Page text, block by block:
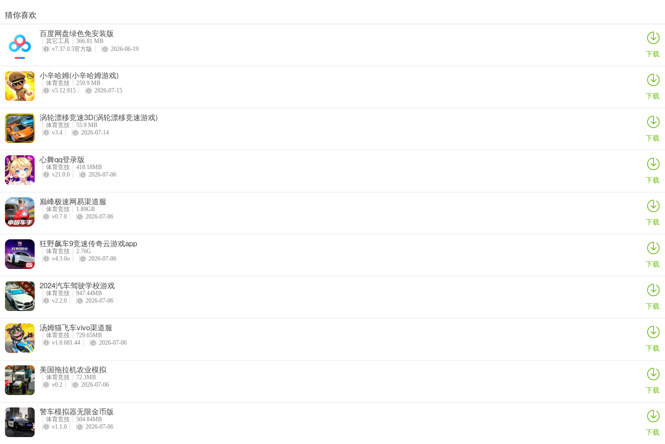
这个游戏是谷歌上面的游戏；
目前需要下载谷歌三件套才可以进行游玩和体验。
1、在游戏主页，可以选择给车辆改装，换色，购买新车等等，点击race即可开始赛车
2、选择游戏关卡
3、确认关卡，再次点击race
猜你喜欢
百度网盘绿色免安装版
其它工具
366.81 MB
v7.37.0.5官方版
2026-06-19 下载
小辛哈姆(小辛哈姆游戏)
体育竞技
259.9 MB
v5.12.915
2026-07-15 下载
涡轮漂移竞速3D(涡轮漂移竞速游戏)
体育竞技
55.9 MB
v3.4
2026-07-14 下载
心舞qq登录版
体育竞技
418.18MB
v21.0.0
2026-07-06 下载
巅峰极速网易渠道服
体育竞技
1.89GB
v0.7.0
2026-07-06 下载
狂野飙车9竞速传奇云游戏app
体育竞技
2.76G
v4.3.0o
2026-07-06 下载
2024汽车驾驶学校游戏
体育竞技
947.44MB
v2.2.0
2026-07-06 下载
汤姆猫飞车vivo渠道服
体育竞技
729.65MB
v1.0.681.44
2026-07-06 下载
美国拖拉机农业模拟
体育竞技
72.3MB
v0.2
2026-07-06 下载
警车模拟器无限金币版
体育竞技
504.84MB
v1.1.0
2026-07-06 下载